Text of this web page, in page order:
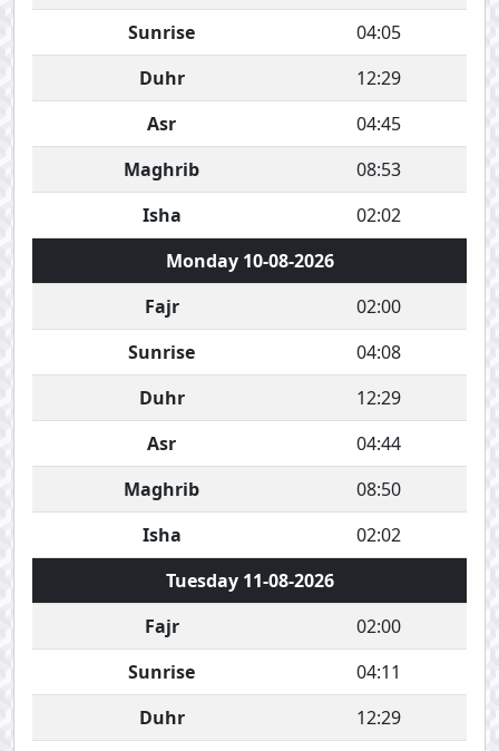
Sunrise
04:05
Duhr
12:29
Asr
04:45
Maghrib
08:53
Isha
02:02
Monday 10-08-2026
Fajr
02:00
Sunrise
04:08
Duhr
12:29
Asr
04:44
Maghrib
08:50
Isha
02:02
Tuesday 11-08-2026
Fajr
02:00
Sunrise
04:11
Duhr
12:29